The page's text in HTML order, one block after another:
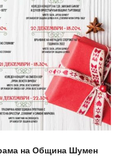
на Община Шумен